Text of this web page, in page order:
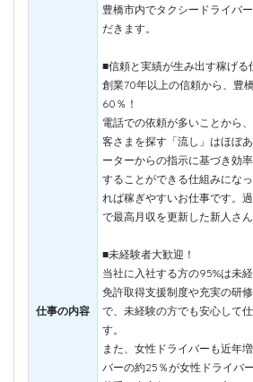
仕事の内容
豊橋市内でタクシードライバ
だきます。
■信頼と実績が生み出す稼げる
創業70年以上の信頼から、豊
60％！
電話での依頼が多いことから
客さまを探す「流し」はほぼ
ーターからの指示に基づき効
することができる仕組みにな
れば稼ぎやすいお仕事です。
で最高月収を更新した新人さん
■未経験者大歓迎！
当社に入社する方の95%は未経
免許取得支援制度や充実の研
で、未経験の方でも安心して
す。
また、女性ドライバーも近年
バーの約25％が女性ドライバー